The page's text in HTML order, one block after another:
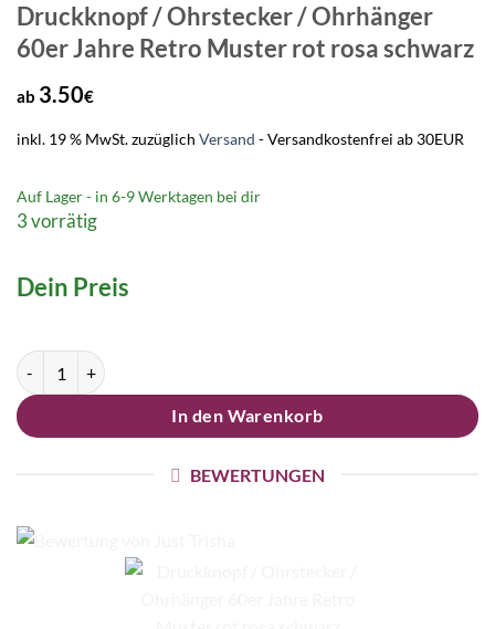
Druckknopf / Ohrstecker / Ohrhänger
60er Jahre Retro Muster rot rosa schwarz
ab 3.50€
inkl. 19 % MwSt.zuzüglich Versand - Versandkostenfrei ab 30EUR
Auf Lager - in 6-9 Werktagen bei dir
3 vorrätig
Dein Preis
Druckknopf / Ohrstecker / Ohrhänger 60er Jahre Retro Muster rot
In den Warenkorb
BEWERTUNGEN